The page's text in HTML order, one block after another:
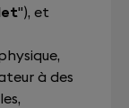
"), et
à des